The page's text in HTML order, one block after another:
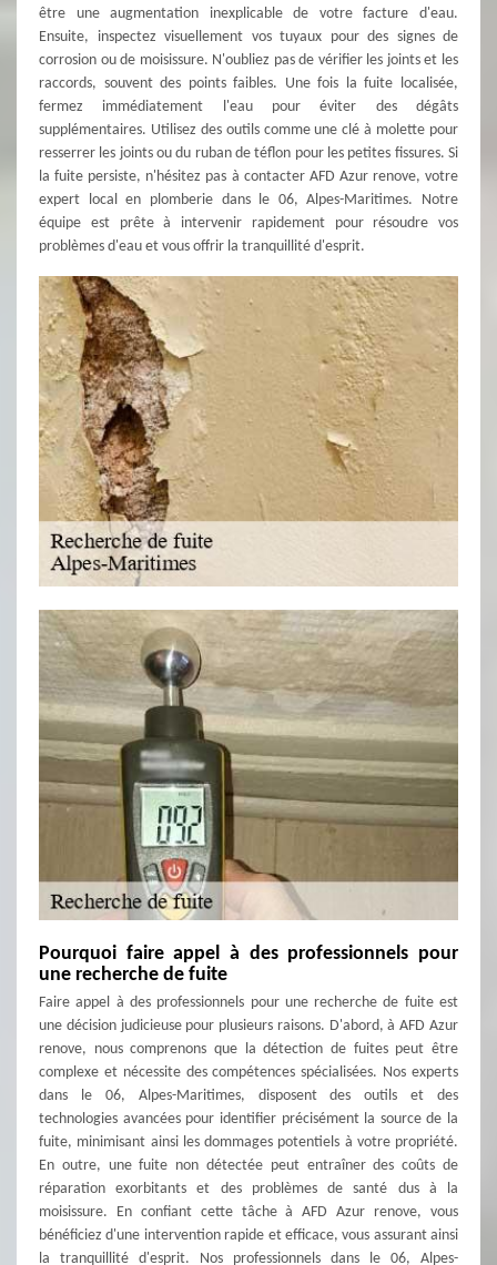
être une augmentation inexplicable de votre facture d'eau.
Ensuite, inspectez visuellement vos tuyaux pour des signes de
corrosion ou de moisissure. N'oubliez pas de vérifier les joints et les
raccords, souvent des points faibles. Une fois la fuite localisée,
fermez immédiatement l'eau pour éviter des dégâts
supplémentaires. Utilisez des outils comme une clé à molette pour
resserrer les joints ou du ruban de téflon pour les petites fissures. Si
la fuite persiste, n'hésitez pas à contacter AFD Azur renove, votre
expert local en plomberie dans le 06, Alpes-Maritimes. Notre
équipe est prête à intervenir rapidement pour résoudre vos
problèmes d'eau et vous offrir la tranquillité d'esprit.
Pourquoi faire appel à des professionnels pour
une recherche de fuite
Faire appel à des professionnels pour une recherche de fuite est
une décision judicieuse pour plusieurs raisons. D'abord, à AFD Azur
renove, nous comprenons que la détection de fuites peut être
complexe et nécessite des compétences spécialisées. Nos experts
dans le 06, Alpes-Maritimes, disposent des outils et des
technologies avancées pour identifier précisément la source de la
fuite, minimisant ainsi les dommages potentiels à votre propriété.
En outre, une fuite non détectée peut entraîner des coûts de
réparation exorbitants et des problèmes de santé dus à la
moisissure. En confiant cette tâche à AFD Azur renove, vous
bénéficiez d'une intervention rapide et efficace, vous assurant ainsi
la tranquillité d'esprit. Nos professionnels dans le 06, Alpes-